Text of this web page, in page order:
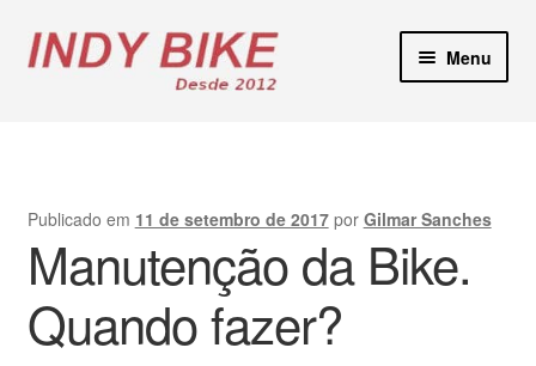
Pular
para
Pular
para
Menu
Lojas Físicas
Manutenção E-Bikes
Publicado em 11 de setembro de 2017 por Gilmar Sanches
Manutenção da Bike.
Quando fazer?